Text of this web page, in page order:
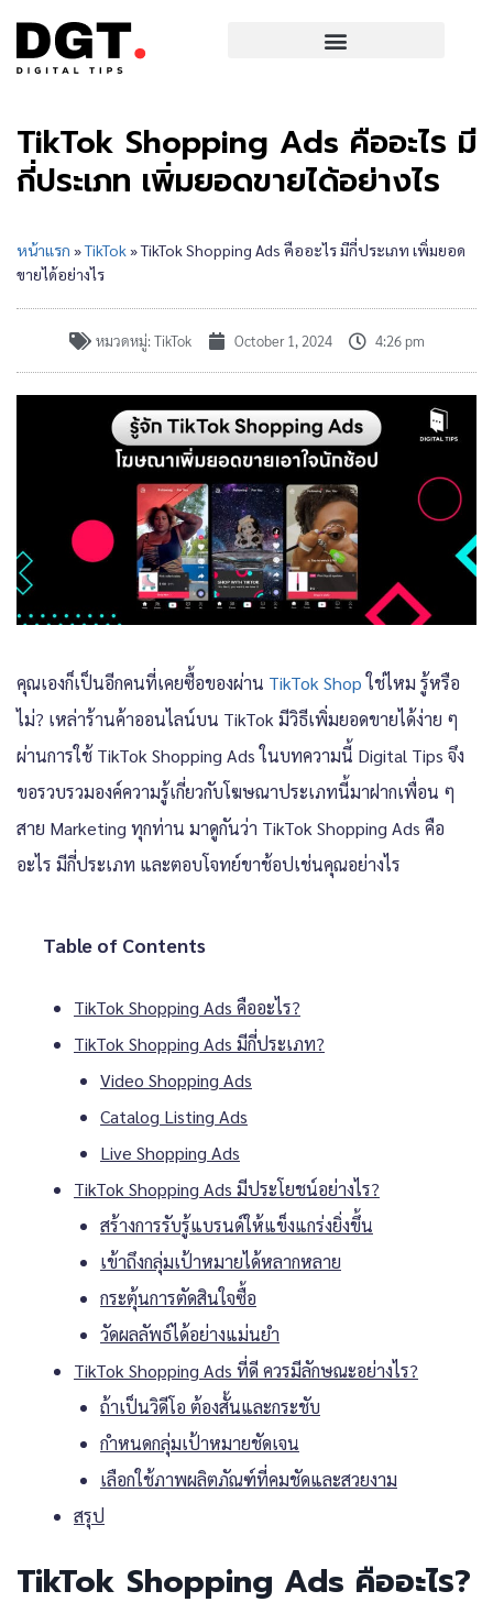
TikTok Shopping Ads คืออะไร มี
กี่ประเภท เพิ่มยอดขายได้อย่างไร
หน้าแรก »TikTok»TikTok Shopping Ads คืออะไร มีกี่ประเภท เพิ่มยอด
ขายได้อย่างไร
หมวดหมู่: TikTok October 1, 2024 4:26 pm
คุณเองก็เป็นอีกคนที่เคยซื้อของผ่าน TikTok Shopใช่ไหม รู้หรือ
ไม่? เหล่าร้านค้าออนไลน์บน TikTok มีวิธีเพิ่มยอดขายได้ง่าย ๆ
ผ่านการใช้ TikTok Shopping Ads ในบทความนี้ Digital Tips จึง
ขอรวบรวมองค์ความรู้เกี่ยวกับโฆษณาประเภทนี้มาฝากเพื่อน ๆ
สาย Marketing ทุกท่าน มาดูกันว่า TikTok Shopping Ads คือ
อะไร มีกี่ประเภท และตอบโจทย์ขาช้อปเช่นคุณอย่างไร
Table of Contents
TikTok Shopping Ads คืออะไร?
TikTok Shopping Ads มีกี่ประเภท?
Video Shopping Ads
Catalog Listing Ads
Live Shopping Ads
TikTok Shopping Ads มีประโยชน์อย่างไร?
สร้างการรับรู้แบรนด์ให้แข็งแกร่งยิ่งขึ้น
เข้าถึงกลุ่มเป้าหมายได้หลากหลาย
กระตุ้นการตัดสินใจซื้อ
วัดผลลัพธ์ได้อย่างแม่นยำ
TikTok Shopping Ads ที่ดี ควรมีลักษณะอย่างไร?
ถ้าเป็นวิดีโอ ต้องสั้นและกระชับ
กำหนดกลุ่มเป้าหมายชัดเจน
เลือกใช้ภาพผลิตภัณฑ์ที่คมชัดและสวยงาม
สรุป
TikTok Shopping Ads คืออะไร?